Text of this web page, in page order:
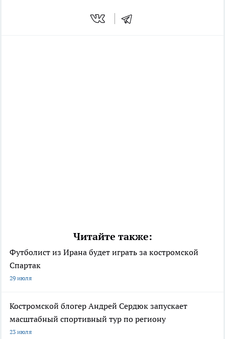
Читайте также:
Футболист из Ирана будет играть за костромской
Спартак
29 июля
Костромской блогер Андрей Сердюк запускает
масштабный спортивный тур по региону
23 июля